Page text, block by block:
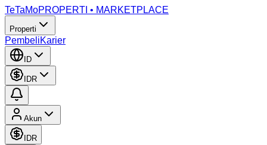
TeTaMoPROPERTI • MARKETPLACE
Properti
PembeliKarier
ID
IDR
Akun
IDR